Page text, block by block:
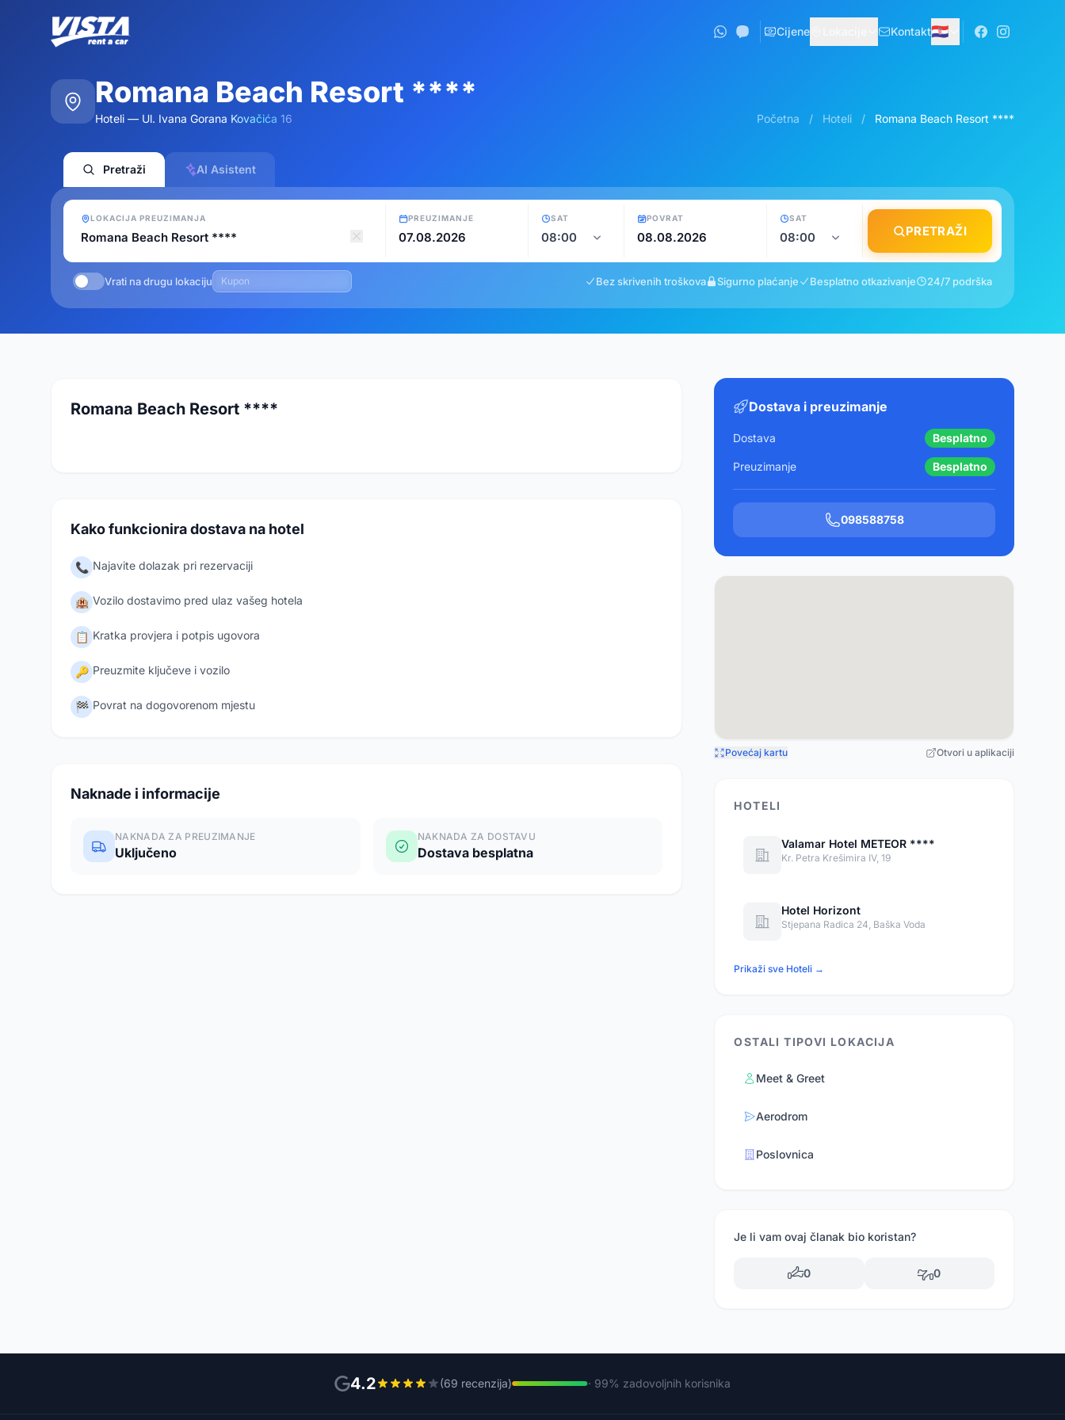
Cijene Kontakt🇭🇷
Romana Beach Resort ****
Hoteli — Ul. Ivana Gorana Kovačića 16 Početna / Hoteli / Romana Beach Resort ****
Pretraži AI Asistent
LOKACIJA PREUZIMANJA PREUZIMANJE SAT POVRAT SAT
PRETRAŽI
Vrati na drugu lokaciju Bez skrivenih troškova Sigurno plaćanje Besplatno otkazivanje 24/7 podrška
Romana Beach Resort ****
Kako funkcionira dostava na hotel
📞 Najavite dolazak pri rezervaciji
🏨 Vozilo dostavimo pred ulaz vašeg hotela
📋 Kratka provjera i potpis ugovora
🔑 Preuzmite ključeve i vozilo
🏁 Povrat na dogovorenom mjestu
Naknade i informacije
NAKNADA ZA PREUZIMANJE
Uključeno
NAKNADA ZA DOSTAVU
Dostava besplatna
Dostava i preuzimanje
Dostava Besplatno
Preuzimanje Besplatno
098588758
Povećaj kartu Otvori u aplikaciji
HOTELI
Valamar Hotel METEOR ****
Kr. Petra Krešimira IV, 19
Hotel Horizont
Stjepana Radica 24, Baška Voda
Prikaži sve Hoteli →
OSTALI TIPOVI LOKACIJA
Meet & Greet
Aerodrom
Poslovnica
Je li vam ovaj članak bio koristan?
0 0
4.2 (69 recenzija) · 99% zadovoljnih korisnika